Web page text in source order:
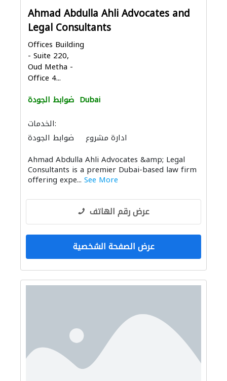
Ahmad Abdulla Ahli Advocates and
Legal Consultants
Offices Building
- Suite 220,
Oud Metha -
Office 4...
ضوابط الجودة Dubai
الخدمات:
ضوابط الجودة
ادارة مشروع
Ahmad Abdulla Ahli Advocates &amp; Legal
Consultants is a premier Dubai-based law firm
offering expe... See More
عرض رقم الهاتف
عرض الصفحة الشخصية